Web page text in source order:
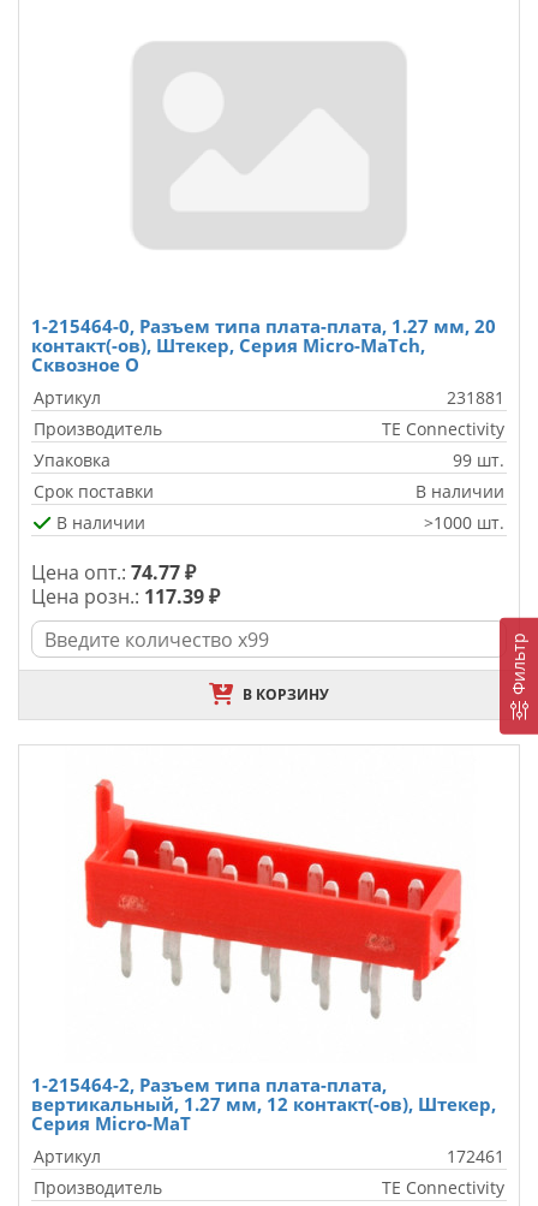
Фильтр
1-215464-0, Разъем типа плата-плата, 1.27 мм, 20
контакт(-ов), Штекер, Серия Micro-MaTch,
Сквозное О
Артикул
231881
Производитель
TE Connectivity
Упаковка
99 шт.
Срок поставки
В наличии
В наличии
>1000 шт.
Цена опт.: 74.77 ₽
Цена розн.: 117.39 ₽
В КОРЗИНУ
1-215464-2, Разъем типа плата-плата,
вертикальный, 1.27 мм, 12 контакт(-ов), Штекер,
Серия Micro-MaT
Артикул
172461
Производитель
TE Connectivity